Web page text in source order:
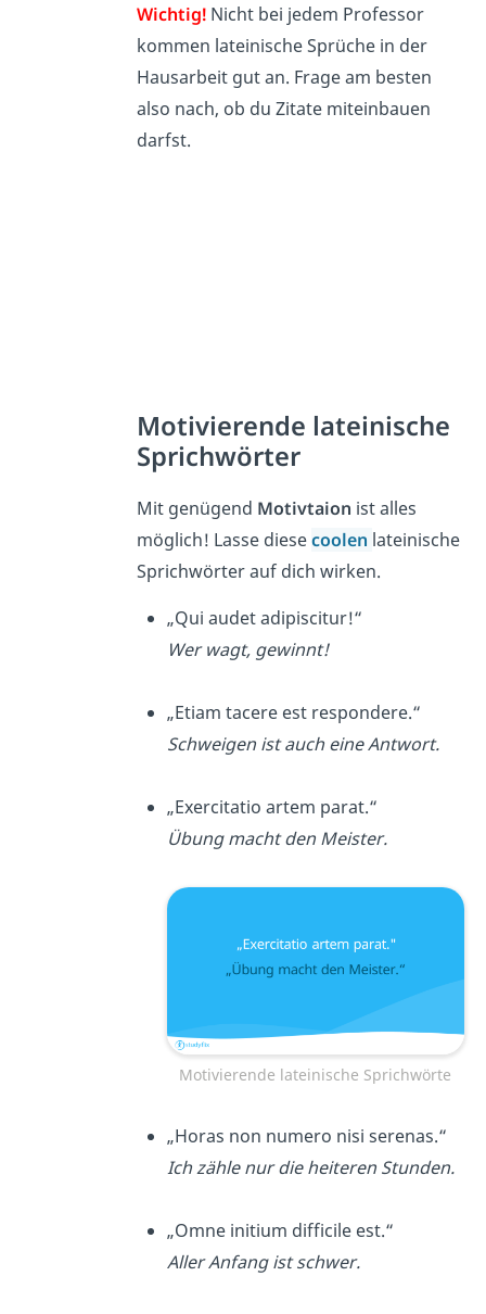
Wichtig! Nicht bei jedem Professor
kommen lateinische Sprüche in der
Hausarbeit gut an. Frage am besten
also nach, ob du Zitate miteinbauen
darfst.
Motivierende lateinische
Sprichwörter
Mit genügend Motivtaion ist alles
möglich! Lasse diesecoolen lateinische
Sprichwörter auf dich wirken.
„Qui audet adipiscitur!“
Wer wagt, gewinnt!
„Etiam tacere est respondere.“
Schweigen ist auch eine Antwort.
„Exercitatio artem parat.“
Übung macht den Meister.
Motivierende lateinische Sprichwörte
„Horas non numero nisi serenas.“
Ich zähle nur die heiteren Stunden.
„Omne initium difficile est.“
Aller Anfang ist schwer.